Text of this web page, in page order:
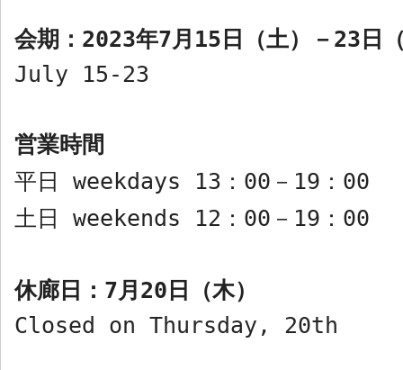
会期： 2023年7月 15 日（土）－ 23 日
July 15-23
営業時間
平日 weekdays 13 ： 00 － 19 ： 00
土日 weekends 12 ： 00 － 19 ： 00
休廊日： 7月 20 日（木）
Closed on Thursday, 20th